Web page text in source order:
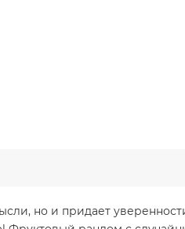
но и придает